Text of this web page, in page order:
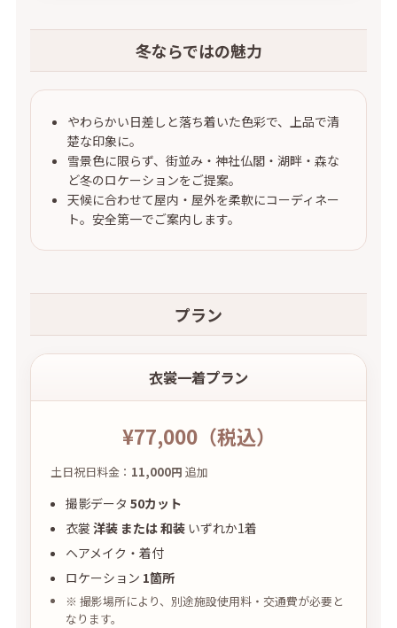
冬ならではの魅力
やわらかい日差しと落ち着いた色彩で、上品で清
楚な印象に。
雪景色に限らず、街並み・神社仏閣・湖畔・森な
ど冬のロケーションをご提案。
天候に合わせて屋内・屋外を柔軟にコーディネー
ト。安全第一でご案内します。
プラン
衣裳一着プラン
¥77,000（税込）
土日祝日料金： 11,000円 追加
撮影データ 50カット
衣裳 洋装 または 和装いずれか1着
ヘアメイク・着付
ロケーション 1箇所
※ 撮影場所により、別途施設使用料・交通費が必要と
なります。